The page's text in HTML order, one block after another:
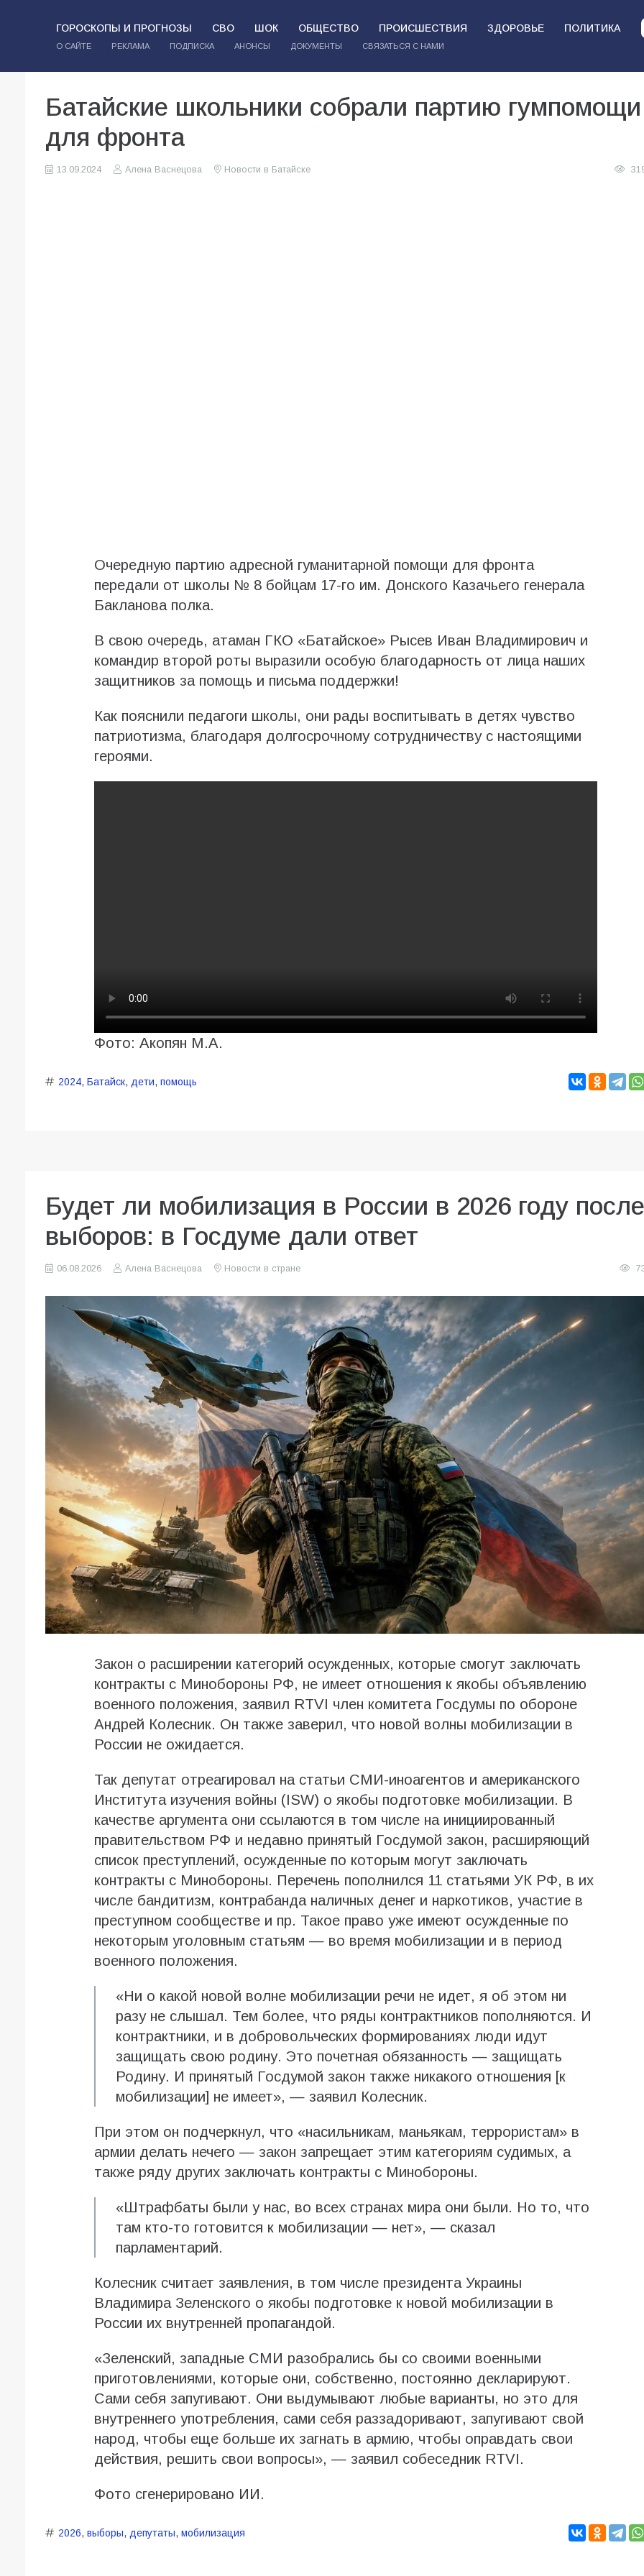
ГОРОСКОПЫ И ПРОГНОЗЫ СВО ШОК ОБЩЕСТВО ПРОИСШЕСТВИЯ ЗДОРОВЬЕ ПОЛИТИКА
О САЙТЕ РЕКЛАМА ПОДПИСКА АНОНСЫ ДОКУМЕНТЫ СВЯЗАТЬСЯ С НАМИ
Батайские школьники собрали партию гумпомощи
для фронта
13.09.2024 Алена Васнецова Новости в Батайске
Очередную партию адресной гуманитарной помощи для фронта
передали от школы № 8 бойцам 17-го им. Донского Казачьего генерала
Бакланова полка.
В свою очередь, атаман ГКО «Батайское» Рысев Иван Владимирович и
командир второй роты выразили особую благодарность от лица наших
защитников за помощь и письма поддержки!
Как пояснили педагоги школы, они рады воспитывать в детях чувство
патриотизма, благодаря долгосрочному сотрудничеству с настоящими
героями.
Фото: Акопян М.А.
2024, Батайск, дети, помощь
Будет ли мобилизация в России в 2026 году после
выборов: в Госдуме дали ответ
06.08.2026 Алена Васнецова Новости в стране
Закон о расширении категорий осужденных, которые смогут заключать
контракты с Минобороны РФ, не имеет отношения к якобы объявлению
военного положения, заявил RTVI член комитета Госдумы по обороне
Андрей Колесник. Он также заверил, что новой волны мобилизации в
России не ожидается.
Так депутат отреагировал на статьи СМИ-иноагентов и американского
Института изучения войны (ISW) о якобы подготовке мобилизации. В
качестве аргумента они ссылаются в том числе на инициированный
правительством РФ и недавно принятый Госдумой закон, расширяющий
список преступлений, осужденные по которым могут заключать
контракты с Минобороны. Перечень пополнился 11 статьями УК РФ, в их
числе бандитизм, контрабанда наличных денег и наркотиков, участие в
преступном сообществе и пр. Такое право уже имеют осужденные по
некоторым уголовным статьям — во время мобилизации и в период
военного положения.
«Ни о какой новой волне мобилизации речи не идет, я об этом ни
разу не слышал. Тем более, что ряды контрактников пополняются. И
контрактники, и в добровольческих формированиях люди идут
защищать свою родину. Это почетная обязанность — защищать
Родину. И принятый Госдумой закон также никакого отношения [к
мобилизации] не имеет», — заявил Колесник.
При этом он подчеркнул, что «насильникам, маньякам, террористам» в
армии делать нечего — закон запрещает этим категориям судимых, а
также ряду других заключать контракты с Минобороны.
«Штрафбаты были у нас, во всех странах мира они были. Но то, что
там кто-то готовится к мобилизации — нет», — сказал
парламентарий.
Колесник считает заявления, в том числе президента Украины
Владимира Зеленского о якобы подготовке к новой мобилизации в
России их внутренней пропагандой.
«Зеленский, западные СМИ разобрались бы со своими военными
приготовлениями, которые они, собственно, постоянно декларируют.
Сами себя запугивают. Они выдумывают любые варианты, но это для
внутреннего употребления, сами себя раззадоривают, запугивают свой
народ, чтобы еще больше их загнать в армию, чтобы оправдать свои
действия, решить свои вопросы», — заявил собеседник RTVI.
Фото сгенерировано ИИ.
2026, выборы, депутаты, мобилизация